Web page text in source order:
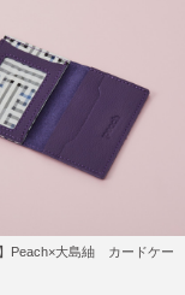
】Peach×大島紬 カードケー